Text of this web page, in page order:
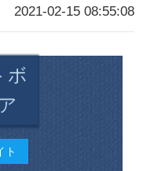
2021-02-15 08:55:08
ボ
ト